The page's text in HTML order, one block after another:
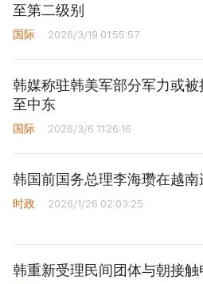
至第二级别
国际 2026/3/19 01:55:57
韩媒称驻韩美军部分军力或被
至中东
国际 2026/3/6 11:26:16
韩国前国务总理李海瓒在越南
时政 2026/1/26 02:03:25
韩重新受理民间团体与朝接触